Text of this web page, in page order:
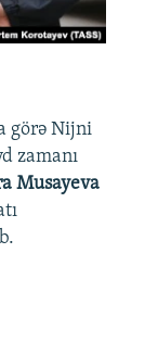
görə Nijni
zamanı
Musayeva